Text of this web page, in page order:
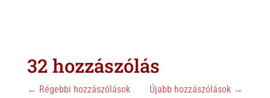
A
p
o
o
32 hozzászólás
← Régebbi hozzászólások Újabb hozzászólások →